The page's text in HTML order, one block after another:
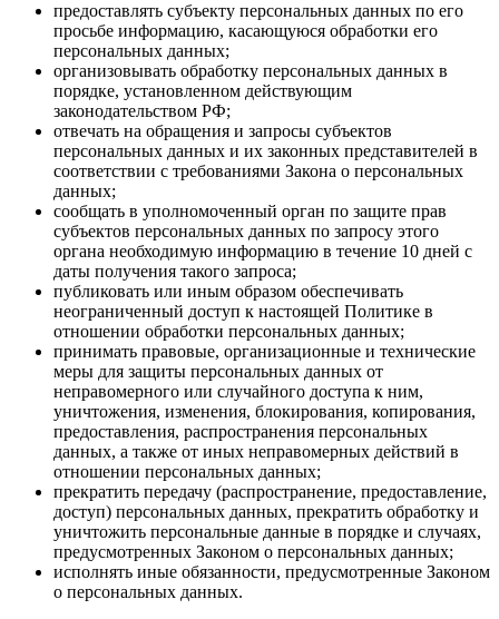
предоставлять субъекту персональных данных по его
просьбе информацию, касающуюся обработки его
персональных данных;
организовывать обработку персональных данных в
порядке, установленном действующим
законодательством РФ;
отвечать на обращения и запросы субъектов
персональных данных и их законных представителей в
соответствии с требованиями Закона о персональных
данных;
сообщать в уполномоченный орган по защите прав
субъектов персональных данных по запросу этого
органа необходимую информацию в течение 10 дней с
даты получения такого запроса;
публиковать или иным образом обеспечивать
неограниченный доступ к настоящей Политике в
отношении обработки персональных данных;
принимать правовые, организационные и технические
меры для защиты персональных данных от
неправомерного или случайного доступа к ним,
уничтожения, изменения, блокирования, копирования,
предоставления, распространения персональных
данных, а также от иных неправомерных действий в
отношении персональных данных;
прекратить передачу (распространение, предоставление,
доступ) персональных данных, прекратить обработку и
уничтожить персональные данные в порядке и случаях,
предусмотренных Законом о персональных данных;
исполнять иные обязанности, предусмотренные Законом
о персональных данных.